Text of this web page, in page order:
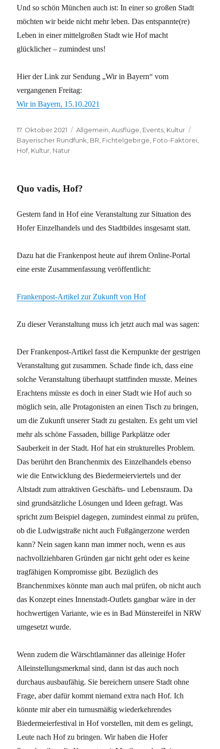
Und so schön München auch ist: In einer so großen Stadt
möchten wir beide nicht mehr leben. Das entspannte(re)
Leben in einer mittelgroßen Stadt wie Hof macht
glücklicher – zumindest uns!
Hier der Link zur Sendung „Wir in Bayern“ vom
vergangenen Freitag:
Wir in Bayern, 15.10.2021
Veröffentlicht
am
17. Oktober 2021 Kategorien
Allgemein ,Ausflüge Events Kultur
Bayerischer Rundfunk BR Fichtelgebirge Foto-Faktorei
Hof, Kultur Natur
Quo vadis, Hof?
Gestern fand in Hof eine Veranstaltung zur Situation des
Hofer Einzelhandels und des Stadtbildes insgesamt statt.
Dazu hat die Frankenpost heute auf ihrem Online-Portal
eine erste Zusammenfassung veröffentlicht:
Frankenpost-Artikel zur Zukunft von Hof
Zu dieser Veranstaltung muss ich jetzt auch mal was sagen:
Der Frankenpost-Artikel fasst die Kernpunkte der gestrigen
Veranstaltung gut zusammen. Schade finde ich, dass eine
solche Veranstaltung überhaupt stattfinden musste. Meines
Erachtens müsste es doch in einer Stadt wie Hof auch so
möglich sein, alle Protagonisten an einen Tisch zu bringen,
um die Zukunft unserer Stadt zu gestalten. Es geht um viel
mehr als schöne Fassaden, billige Parkplätze oder
Sauberkeit in der Stadt. Hof hat ein strukturelles Problem.
Das berührt den Branchenmix des Einzelhandels ebenso
wie die Entwicklung des Biedermeierviertels und der
Altstadt zum attraktiven Geschäfts- und Lebensraum. Da
sind grundsätzliche Lösungen und Ideen gefragt. Was
spricht zum Beispiel dagegen, zumindest einmal zu prüfen,
ob die Ludwigstraße nicht auch Fußgängerzone werden
kann? Nein sagen kann man immer noch, wenn es aus
nachvollziehbaren Gründen gar nicht geht oder es keine
tragfähigen Kompromisse gibt. Bezüglich des
Branchenmixes könnte man auch mal prüfen, ob nicht auch
das Konzept eines Innenstadt-Outlets gangbar wäre in der
hochwertigen Variante, wie es in Bad Münstereifel in NRW
umgesetzt wurde.
Wenn zudem die Wärschtlamänner das alleinige Hofer
Alleinstellungsmerkmal sind, dann ist das auch noch
durchaus ausbaufähig. Sie bereichern unsere Stadt ohne
Frage, aber dafür kommt niemand extra nach Hof. Ich
könnte mir aber ein turnusmäßig wiederkehrendes
Biedermeierfestival in Hof vorstellen, mit dem es gelingt,
Leute nach Hof zu bringen. Wir haben die Hofer